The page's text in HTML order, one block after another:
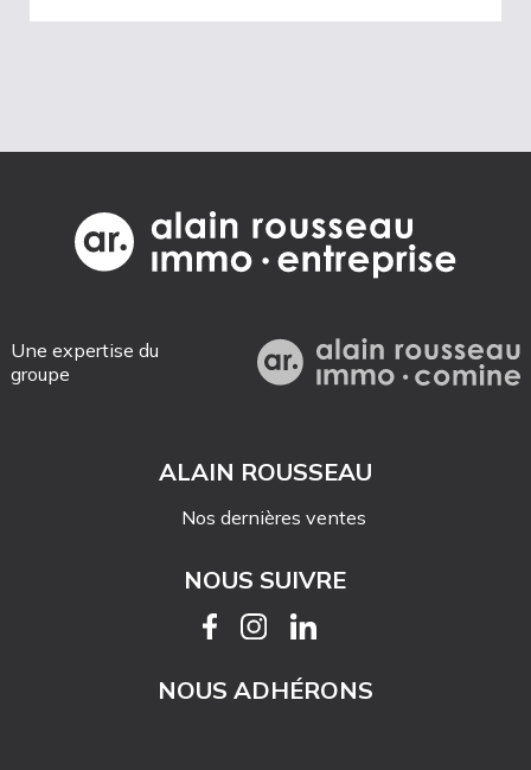
Une expertise du
groupe
ALAIN ROUSSEAU
Nos dernières ventes
NOUS SUIVRE
NOUS ADHÉRONS